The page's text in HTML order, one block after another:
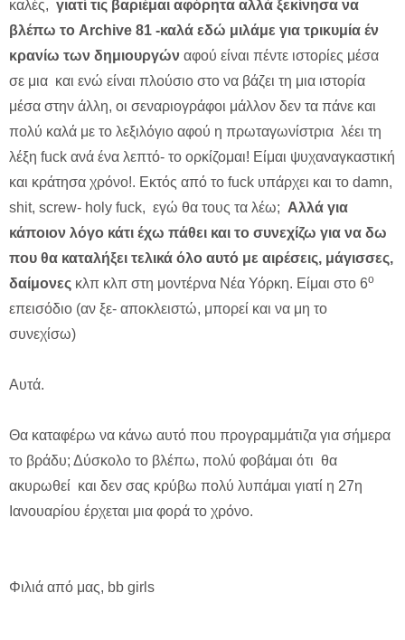
καλές, γιατί τις βαριέμαι αφόρητα αλλά ξεκίνησα να
βλέπω το Archive 81 -καλά εδώ μιλάμε για τρικυμία έν
κρανίω των δημιουργών αφού είναι πέντε ιστορίες μέσα
σε μια και ενώ είναι πλούσιο στο να βάζει τη μια ιστορία
μέσα στην άλλη, οι σεναριογράφοι μάλλον δεν τα πάνε και
πολύ καλά με το λεξιλόγιο αφού η πρωταγωνίστρια λέει τη
λέξη fuck ανά ένα λεπτό- το ορκίζομαι! Είμαι ψυχαναγκαστική
και κράτησα χρόνο!. Eκτός από το fuck υπάρχει και το damn,
shit, screw- holy fuck, εγώ θα τους τα λέω; Αλλά για
κάποιον λόγο κάτι έχω πάθει και το συνεχίζω για να δω
που θα καταλήξει τελικά όλο αυτό με αιρέσεις, μάγισσες,
δαίμονες κλπ κλπ στη μοντέρνα Νέα Υόρκη. Είμαι στο 6ο
επεισόδιο (αν ξε- αποκλειστώ, μπορεί και να μη το
συνεχίσω)
Αυτά.
Θα καταφέρω να κάνω αυτό που προγραμμάτιζα για σήμερα
το βράδυ; Δύσκολο το βλέπω, πολύ φοβάμαι ότι θα
ακυρωθεί και δεν σας κρύβω πολύ λυπάμαι γιατί η 27η
Ιανουαρίου έρχεται μια φορά το χρόνο.
Φιλιά από μας, bb girls